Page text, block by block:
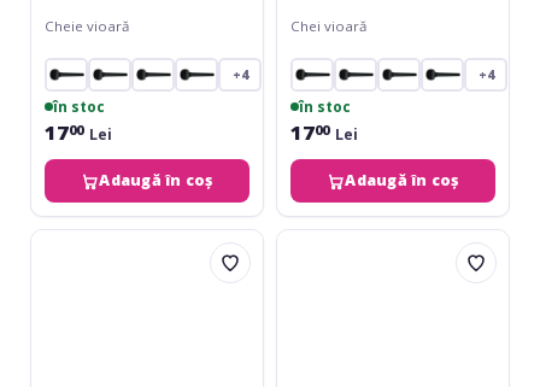
Cheie vioară
+4
în stoc
1700 Lei
Adaugă în coș
Chei vioară
+4
în stoc
1700 Lei
Adaugă în coș
Gewa
Hora